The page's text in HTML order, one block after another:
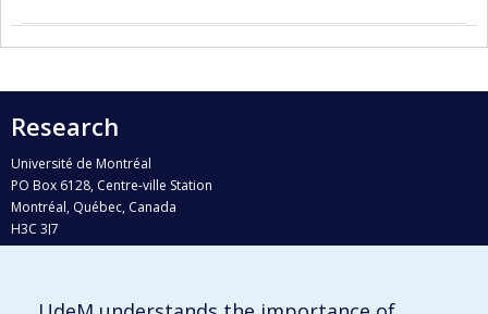
Research
Université de Montréal
PO Box 6128, Centre-ville Station
Montréal, Québec, Canada
H3C 3J7